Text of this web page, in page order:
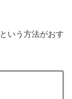
という方法がおす